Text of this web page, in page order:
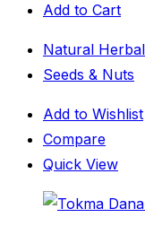
Add to Cart
Natural
Seeds & Nuts
Add to Wishlist
Compare
Quick View